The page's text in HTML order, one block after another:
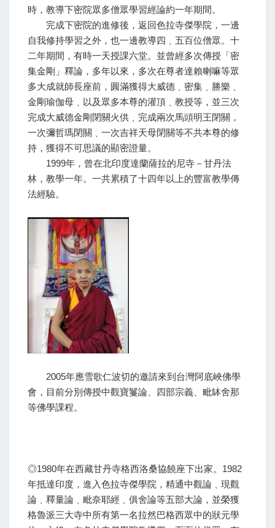
時，教導下密院眾多僧眾學習經論約一年期間。
完成下密院的進修後，返回色拉寺傑學院，一邊
自我修持學習之外，也一邊教導四﹑五百位僧眾。十
二年期間，有時一天授課六堂。並曾經多次傳授「密
集金剛」釋論，多年以來，多次在尊者達賴喇嘛等眾
多大成就師長座前，圓滿獲得大威德﹑密集﹑勝樂﹑
金剛瑜伽母﹑以及眾多本尊的灌頂﹑教授等，並三次
完成大威德金剛閉關火供﹑完成兩次馬頭明王閉關，
一次彌哲瑪閉關﹑一次吉祥天母閉關等不共本尊的修
持，獲得不可思議的顯密證量。
1999年，曾在北印度達蘭薩拉的尼寺－甘丹法
林，教學一年。一共累積了十四年以上的豐富教學傳
法經驗。
2005年應雪歌仁波切的邀請來到台灣阿底峽佛學
會，目前分別傳授中觀寶鬘論、四部宗義、毗缽舍那
等佛學課程。
◎1980年在西藏甘丹寺格西洛桑協饒座下出家。1982
年抵達印度，進入色拉寺傑學院，精通中觀論﹑現觀
論﹑釋量論﹑毗奈耶經﹑俱舍論等五部大論，並榮獲
格魯派三大寺中所有第一名拉然巴格西眾中的狀元學